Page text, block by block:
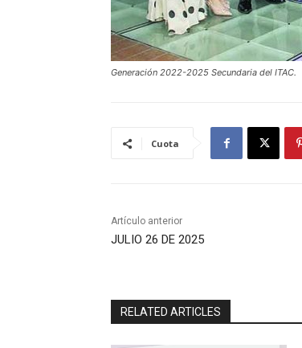
Generación 2022-2025 Secundaria del ITAC.
Cuota
Artículo anterior
JULIO 26 DE 2025
RELATED ARTICLES